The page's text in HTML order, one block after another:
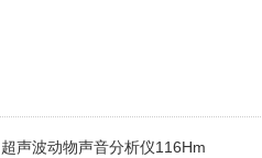
超声波动物声音分析仪116Hm